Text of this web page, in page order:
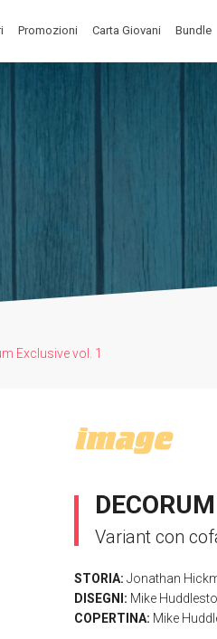
Promozioni Carta Giovani Bundle
Exclusive vol. 1
Variant con
STORIA: Jonathan
DISEGNI: Mike
COPERTINA: Mike